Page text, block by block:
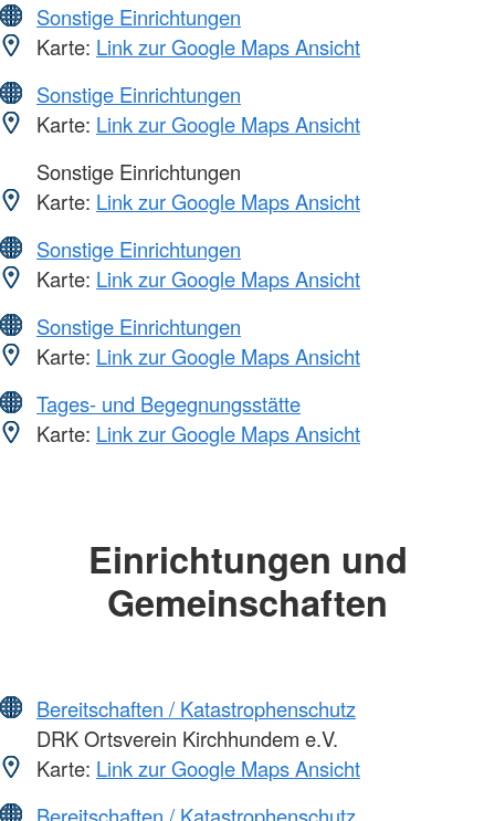
Sonstige Einrichtungen
Karte: Link zur Google Maps Ansicht
Sonstige Einrichtungen
Karte: Link zur Google Maps Ansicht
Sonstige Einrichtungen
Karte: Link zur Google Maps Ansicht
Sonstige Einrichtungen
Karte: Link zur Google Maps Ansicht
Sonstige Einrichtungen
Karte: Link zur Google Maps Ansicht
Tages- und Begegnungsstätte
Karte: Link zur Google Maps Ansicht
Einrichtungen und
Gemeinschaften
Bereitschaften / Katastrophenschutz
DRK Ortsverein Kirchhundem e.V.
Karte: Link zur Google Maps Ansicht